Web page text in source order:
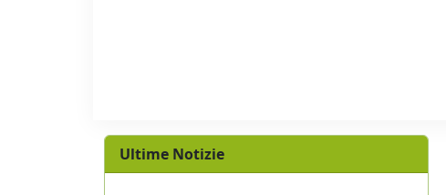
Ultime Notizie